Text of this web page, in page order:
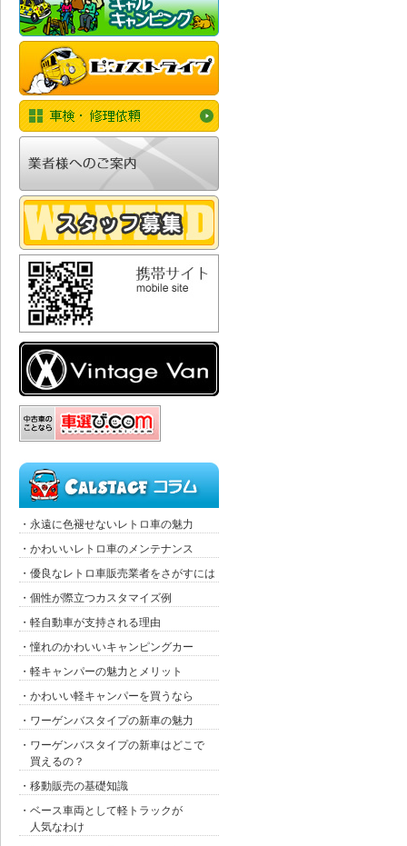
・永遠に色褪せないレトロ車の魅力
・かわいいレトロ車のメンテナンス
・優良なレトロ車販売業者をさがすには
・個性が際立つカスタマイズ例
・軽自動車が支持される理由
・憧れのかわいいキャンピングカー
・軽キャンパーの魅力とメリット
・かわいい軽キャンパーを買うなら
・ワーゲンバスタイプの新車の魅力
・ワーゲンバスタイプの新車はどこで
買えるの？
・移動販売の基礎知識
・ベース車両として軽トラックが
人気なわけ